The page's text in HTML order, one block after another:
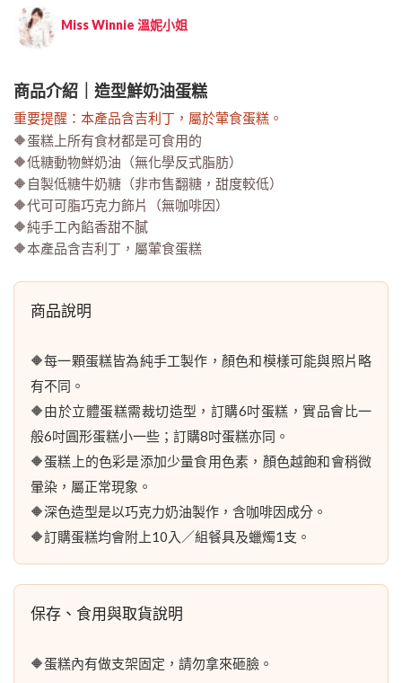
Miss Winnie 溫妮小姐
商品介紹｜造型鮮奶油蛋糕
重要提醒：本產品含吉利丁，屬於葷食蛋糕。
🔶蛋糕上所有食材都是可食用的
🔶低糖動物鮮奶油（無化學反式脂肪）
🔶自製低糖牛奶糖（非市售翻糖，甜度較低）
🔶代可可脂巧克力飾片（無咖啡因）
🔶純手工內餡香甜不膩
🔶本產品含吉利丁，屬葷食蛋糕
商品說明
🔶每一顆蛋糕皆為純手工製作，顏色和模樣可能與照片略
有不同。
🔶由於立體蛋糕需裁切造型，訂購6吋蛋糕，實品會比一
般6吋圓形蛋糕小一些；訂購8吋蛋糕亦同。
🔶蛋糕上的色彩是添加少量食用色素，顏色越飽和會稍微
暈染，屬正常現象。
🔶深色造型是以巧克力奶油製作，含咖啡因成分。
🔶訂購蛋糕均會附上10入／組餐具及蠟燭1支。
保存、食用與取貨說明
🔶蛋糕內有做支架固定，請勿拿來砸臉。